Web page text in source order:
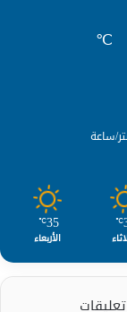
℃
℃
35
℃
الأربعاء
تعليقات